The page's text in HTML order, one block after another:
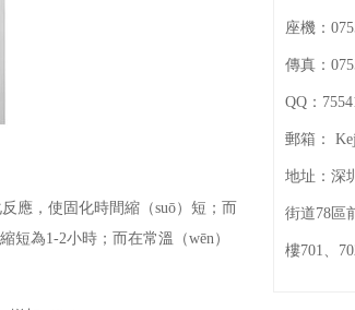
應，使固化時間縮（suō）短；而
短為1-2小時；而在常溫（wēn）
座機：
傳真：
QQ：
郵箱：
地址： 深
街道78區
樓701、